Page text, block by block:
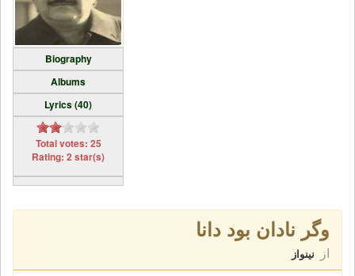
Biography
Albums
Lyrics (40)
Total votes: 25
Rating: 2 star(s)
وگر نادان بود دانا
از نینواز